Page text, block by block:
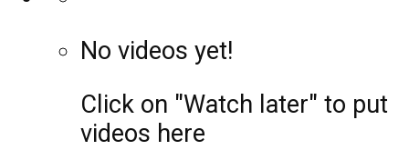
No videos yet!
Click on "Watch later" to put
videos here